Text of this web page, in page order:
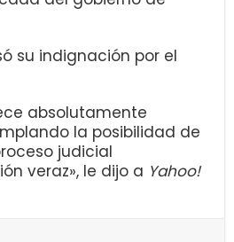
su indignación por el
absolutamente
la posibilidad de
judicial
veraz», le dijo a Yahoo!